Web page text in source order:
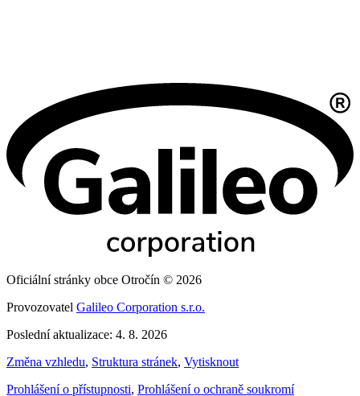
Oficiální stránky obce Otročín © 2026
Provozovatel Galileo Corporation s.r.o.
Poslední aktualizace: 4. 8. 2026
Změna vzhledu, Struktura stránek, Vytisknout
Prohlášení o přístupnosti, Prohlášení o ochraně soukromí